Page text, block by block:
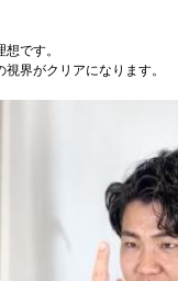
です。
界がクリアになります。